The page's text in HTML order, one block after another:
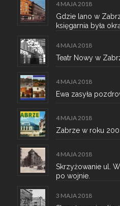
4 MAJA 2018
Gdzie lano w
księgarnia była
4 MAJA 2018
Teatr Nowy w
4 MAJA 2018
Ewa zasyła
4 MAJA 2018
Zabrze w roku
4 MAJA 2018
Skrzyżowanie ul.
po wojnie.
3 MAJA 2018